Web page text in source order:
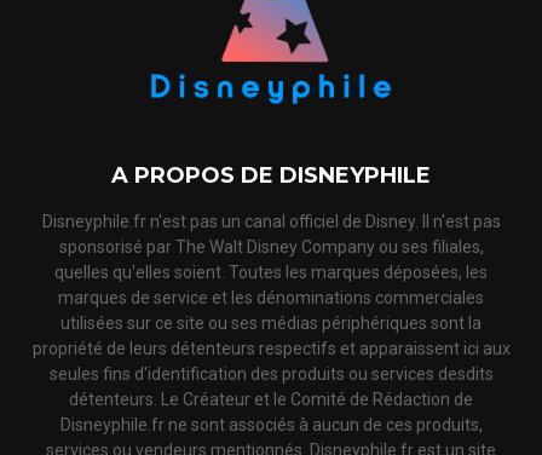
A PROPOS DE DISNEYPHILE
Disneyphile.fr n'est pas un canal officiel de Disney. Il n'est pas
sponsorisé par The Walt Disney Company ou ses filiales,
quelles qu'elles soient. Toutes les marques déposées, les
marques de service et les dénominations commerciales
utilisées sur ce site ou ses médias périphériques sont la
propriété de leurs détenteurs respectifs et apparaissent ici aux
seules fins d'identification des produits ou services desdits
détenteurs. Le Créateur et le Comité de Rédaction de
Disneyphile.fr ne sont associés à aucun de ces produits,
services ou vendeurs mentionnés. Disneyphile.fr est un site